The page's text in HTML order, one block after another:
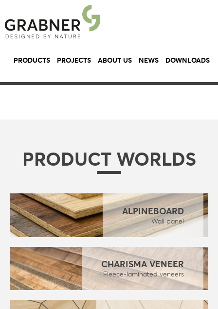
PRODUCTS PROJECTS ABOUT US NEWS DOWNLOADS
PRODUCT WORLDS
ALPINEBOARD
Wall panel
CHARISMA VENEER
Fleece-laminated veneers